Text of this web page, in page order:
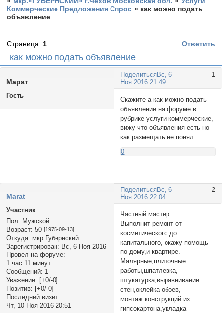
Коммерческие Предложения Спрос » как можно подать
объявление
как можно подать объявление
Страница: 1 Ответить
Поделиться 1
Вс, 6
Ноя 2016 21:49
Маpат
Гость
Скажите а как можно подать
объявление на форуме в
рубрике услуги коммерческие,
вижу что объявления есть но
как размещать не понял.
0
Поделиться 2
Вс, 6
Ноя 2016 22:04
Marat
Участник
Пол: Мужской
Возраст: 50 [1975-09-13]
Откуда: мкр.Губернский
Зарегистрирован: Вс, 6 Ноя 2016
Провел на форуме:
1 час 11 минут
Сообщений: 1
Уважение: [+0/-0]
Позитив: [+0/-0]
Последний визит:
Чт, 10 Ноя 2016 20:51
Частный мастер:
Выполнит ремонт от
косметического до
капитального, окажу помощь
по дому,и квартире.
Малярные,плиточные
работы,шпатлевка,
штукатурка,выравнивание
стен,оклейка обоев,
монтаж конструкций из
гипсокартона,укладка